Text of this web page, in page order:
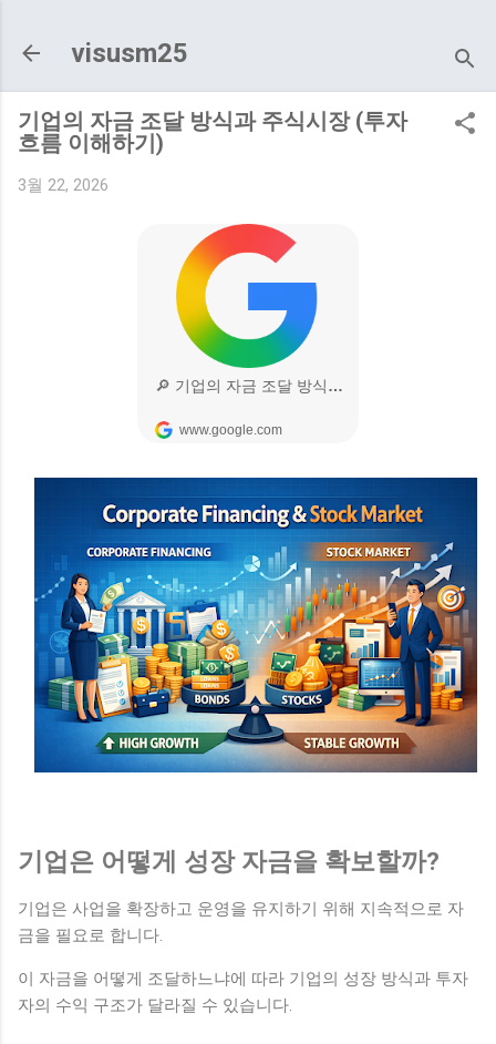
visusm25
기업의 자금 조달 방식과 주식시장 (투자
흐름 이해하기)
3월 22, 2026
기업은 어떻게 성장 자금을 확보할까?
기업은 사업을 확장하고 운영을 유지하기 위해 지속적으로 자
금을 필요로 합니다.
이 자금을 어떻게 조달하느냐에 따라 기업의 성장 방식과 투자
자의 수익 구조가 달라질 수 있습니다.